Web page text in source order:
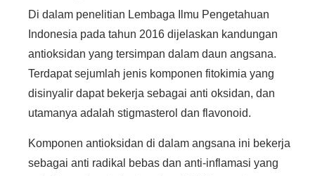
Di dalam penelitian Lembaga Ilmu Pengetahuan
Indonesia pada tahun 2016 dijelaskan kandungan
antioksidan yang tersimpan dalam daun angsana.
Terdapat sejumlah jenis komponen fitokimia yang
disinyalir dapat bekerja sebagai anti oksidan, dan
utamanya adalah stigmasterol dan flavonoid.
Komponen antioksidan di dalam angsana ini bekerja
sebagai anti radikal bebas dan anti-inflamasi yang